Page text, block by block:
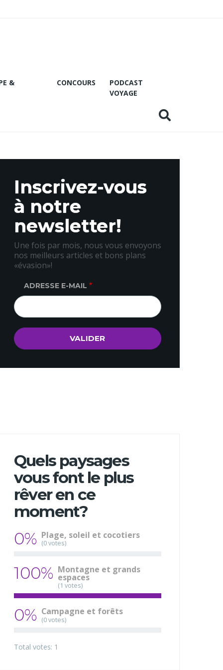
&
CONCOURS
PODCAST
VOYAGE
Inscrivez-vous
à notre
newsletter!
Une fois par mois, nous vous envoyons
nos meilleurs articles et bons plans
«évasion»!
ADRESSE E-MAIL
Quels paysages
vous font le plus
rêver en ce
moment?
0% Plage, soleil et cocotiers
(0 votes)
100% Montagne et grands
espaces
(1 votes)
0% Campagne et forêts
(0 votes)
Total votes: 1